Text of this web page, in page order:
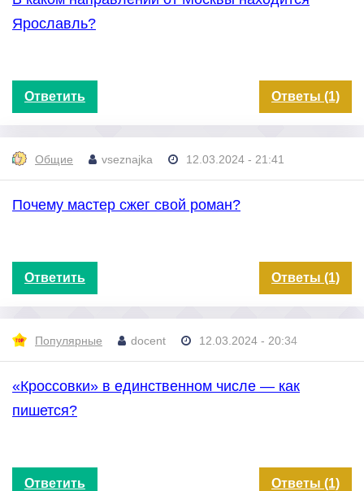
Ярославль?
Ответить Ответы (1)
Общие vseznajka 12.03.2024 - 21:41
Почему мастер сжег свой роман?
Ответить Ответы (1)
Популярные docent 12.03.2024 - 20:34
«Кроссовки» в единственном числе — как
пишется?
Ответить Ответы (1)